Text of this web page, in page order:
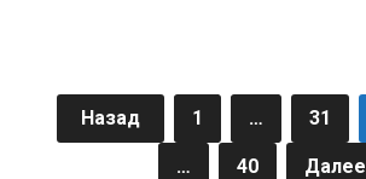
Назад 1 … 31
… 40 Далее